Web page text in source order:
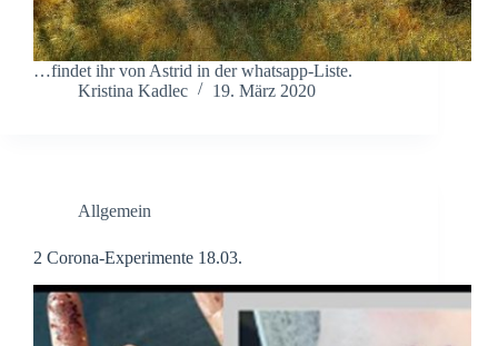
…findet ihr von Astrid in der whatsapp-Liste.
Kristina Kadlec
19. März 2020
Allgemein
2 Corona-Experimente 18.03.